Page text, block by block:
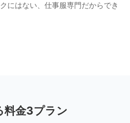
にはない、仕事服専門だからでき
料金3プラン